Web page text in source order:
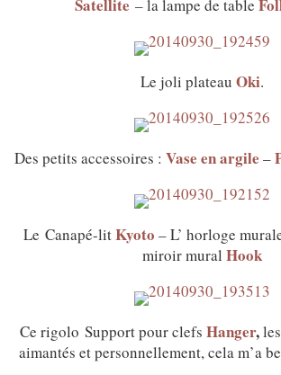
Satellite – la lampe de table
Le joli plateau Oki.
Des petits accessoires : Vase en argile –
Le Canapé-litKyoto – L’ horloge
miroir mural Hook
Ce rigolo Support pour clefs Hanger,
aimantés et personnellement, cela m’a